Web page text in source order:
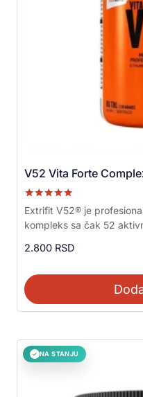
V52 Vita Forte
Ocenjeno sa
5.00
od 5
Extrifit V52® je
kompleks sa čak 52
2.800 RSD
✓ NA STANJU